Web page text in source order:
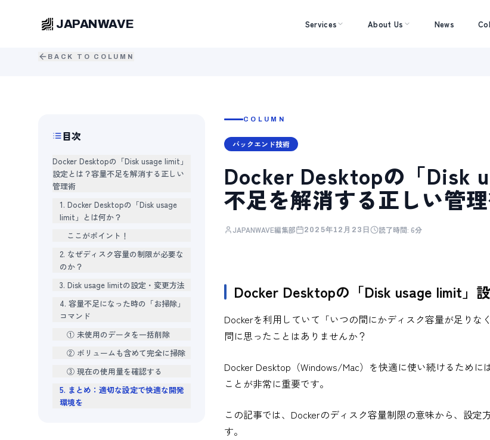
JAPANWAVE Services About Us News
BACK TO COLUMN
目次
Docker Desktopの「Disk usage limit」
設定とは？容量不足を解消する正しい
管理術
1. Docker Desktopの「Disk usage
limit」とは何か？
ここがポイント！
2. なぜディスク容量の制限が必要な
のか？
3. Disk usage limitの設定・変更方法
4. 容量不足になった時の「お掃除」
コマンド
① 未使用のデータを一括削除
② ボリュームも含めて完全に掃除
③ 現在の使用量を確認する
5. まとめ：適切な設定で快適な開発
環境を
COLUMN
バックエンド技術
Docker Desktopの「Disk
不足を解消する正しい管
JAPANWAVE編集部 2025年12月23日 読了時間:6分
Docker Desktopの「Disk usage limit」
Dockerを利用していて「いつの間にかディスク容量が足り
問に思ったことはありませんか？
Docker Desktop（Windows/Mac）を快適に使い続けるために
ことが非常に重要です。
この記事では、Dockerのディスク容量制限の意味から、設
す。